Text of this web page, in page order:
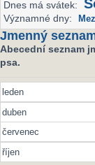
Dnes má svátek:
Významné dny:
Jmenný
Abecední seznam
psa.
leden
duben
červenec
říjen